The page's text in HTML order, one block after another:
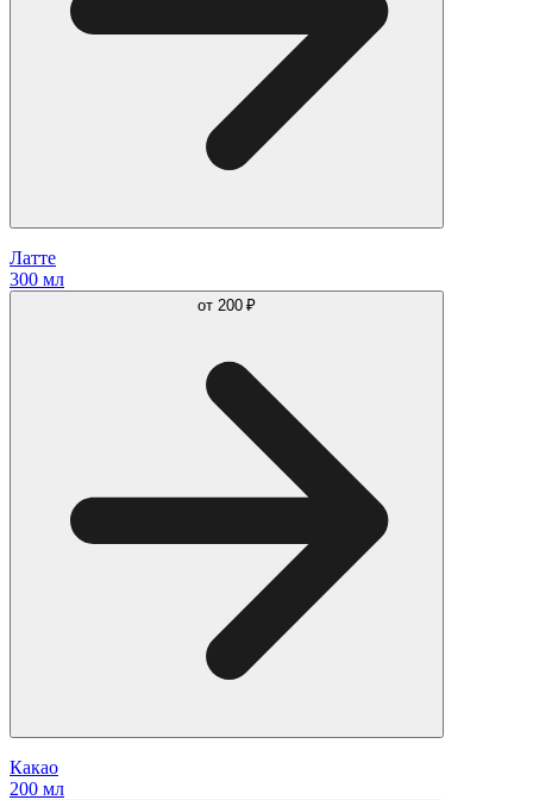
Латте
300 мл
от 200 ₽
Какао
200 мл